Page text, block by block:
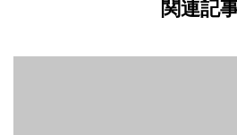
関連記